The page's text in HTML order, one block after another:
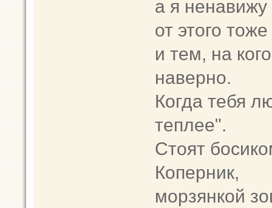
а я
от этого
и тем, на
наверно.
Когда тебя
теплее".
Стоят
Коперник,
морзянкой